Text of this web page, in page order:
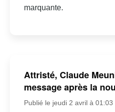
marquante.
Attristé, Claude
message après la
Publié le jeudi 2 avril à 01:03